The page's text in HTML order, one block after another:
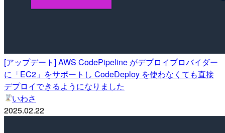
[アップデート] AWS CodePipeline がデプロイプロバイダー
に「EC2」をサポートし CodeDeploy を使わなくても直接
デプロイできるようになりました
いわさ
2025.02.22